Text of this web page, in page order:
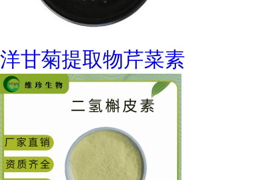
洋甘菊提取物芹菜素